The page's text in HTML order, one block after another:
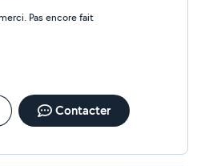
Pas encore fait
Contacter